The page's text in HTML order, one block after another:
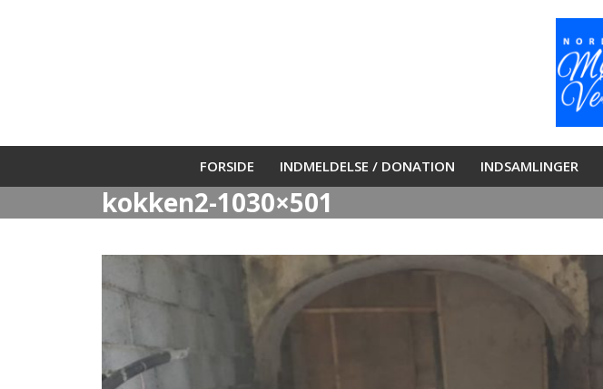
FORSIDE INDMELDELSE / DONATION INDSAMLINGER
kokken2-1030×501